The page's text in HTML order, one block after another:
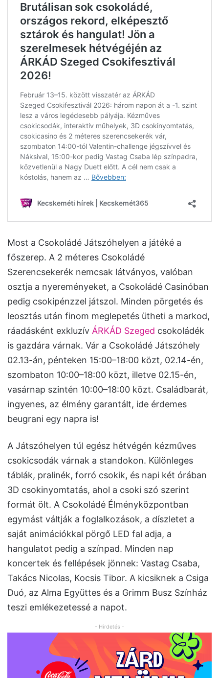
Most a Csokoládé Játszóhelyen a játéké a
főszerep. A 2 méteres Csokoládé
Szerencsekerék nemcsak látványos, valóban
osztja a nyereményeket, a Csokoládé Casinóban
pedig csokipénzzel játszol. Minden pörgetés és
leosztás után finom meglepetés ütheti a markod,
ráadásként exkluzív ÁRKÁD Szeged csokoládék
is gazdára várnak. Vár a Csokoládé Játszóhely
02.13-án, pénteken 15:00–18:00 közt, 02.14-én,
szombaton 10:00–18:00 közt, illetve 02.15-én,
vasárnap szintén 10:00–18:00 közt. Családbarát,
ingyenes, az élmény garantált, ide érdemes
beugrani egy napra is!
A Játszóhelyen túl egész hétvégén kézműves
csokicsodák várnak a standokon. Különleges
táblák, pralinék, forró csokik, és napi két órában
3D csokinyomtatás, ahol a csoki szó szerint
formát ölt. A Csokoládé Élményközpontban
egymást váltják a foglalkozások, a díszletet a
saját animációkkal pörgő LED fal adja, a
hangulatot pedig a színpad. Minden nap
koncertek és fellépések jönnek: Vastag Csaba,
Takács Nicolas, Kocsis Tibor. A kicsiknek a Csiga
Duó, az Alma Együttes és a Grimm Busz Színház
teszi emlékezetessé a napot.
- Hirdetés -